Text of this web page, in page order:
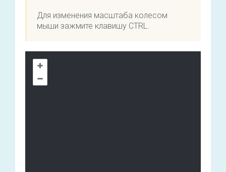
Для изменения масштаба колесом
мыши зажмите клавишу CTRL.